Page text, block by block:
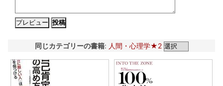
同じカテゴリーの書籍: 人間・心理学★2